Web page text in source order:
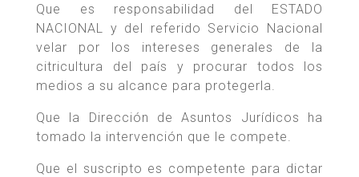
Que es responsabilidad del ESTADO
NACIONAL y del referido Servicio Nacional
velar por los intereses generales de la
citricultura del país y procurar todos los
medios a su alcance para protegerla.
Que la Dirección de Asuntos Jurídicos ha
tomado la intervención que le compete.
Que el suscripto es competente para dictar